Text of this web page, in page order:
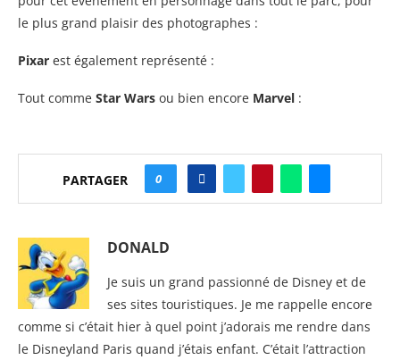
le plus grand plaisir des photographes :
Pixar est également représenté :
Tout comme Star Wars ou bien encore Marvel :
PARTAGER 0
DONALD
Je suis un grand passionné de Disney et de
ses sites touristiques. Je me rappelle encore
comme si c’était hier à quel point j’adorais me rendre dans
le Disneyland Paris quand j’étais enfant. C’était l’attraction